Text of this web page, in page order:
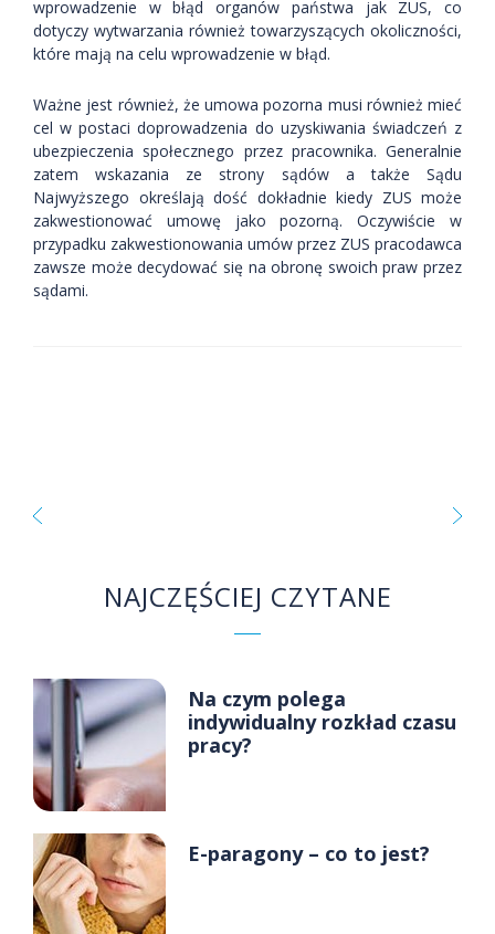
wprowadzenie w błąd organów państwa jak ZUS, co
dotyczy wytwarzania również towarzyszących okoliczności,
które mają na celu wprowadzenie w błąd.
Ważne jest również, że umowa pozorna musi również mieć
cel w postaci doprowadzenia do uzyskiwania świadczeń z
ubezpieczenia społecznego przez pracownika. Generalnie
zatem wskazania ze strony sądów a także Sądu
Najwyższego określają dość dokładnie kiedy ZUS może
zakwestionować umowę jako pozorną. Oczywiście w
przypadku zakwestionowania umów przez ZUS pracodawca
zawsze może decydować się na obronę swoich praw przez
sądami.
NAJCZĘŚCIEJ CZYTANE
Na czym polega
indywidualny rozkład czasu
pracy?
E-paragony – co to jest?